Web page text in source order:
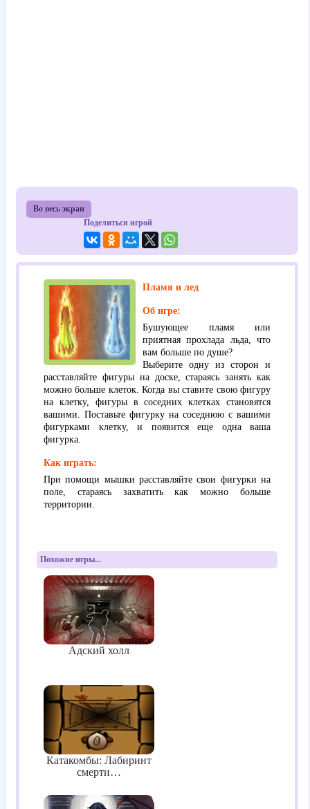
Во весь экран
Поделиться игрой
Пламя и лед
Об игре:
Бушующее пламя или
приятная прохлада льда, что
вам больше по душе?
Выберите одну из сторон и
расставляйте фигуры на доске, стараясь занять как
можно больше клеток. Когда вы ставите свою фигуру
на клетку, фигуры в соседних клетках становятся
вашими. Поставьте фигурку на соседнюю с вашими
фигурками клетку, и появится еще одна ваша
фигурка.
Как играть:
При помощи мышки расставляйте свои фигурки на
поле, стараясь захватить как можно больше
территории.
Похожие игры...
Адский холл
Катакомбы: Лабиринт
смерти…